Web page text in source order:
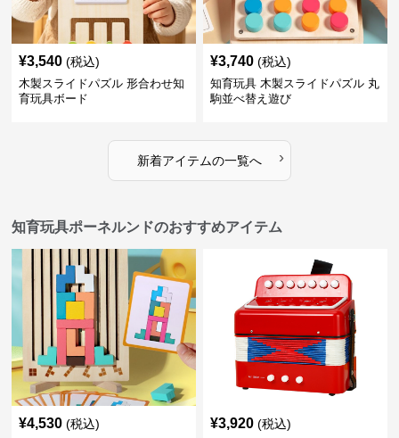
¥3,540 (税込)
木製スライドパズル 形合わせ知
育玩具ボード
¥3,740 (税込)
知育玩具 木製スライドパズル 丸
駒並べ替え遊び
新着アイテムの一覧へ ›
知育玩具ポーネルンドのおすすめアイテム
¥4,530 (税込) ¥3,920 (税込)